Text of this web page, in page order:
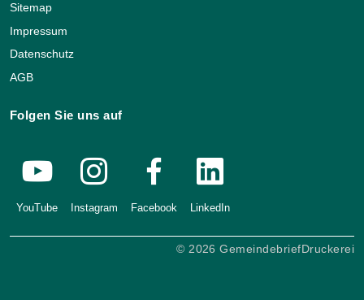
Sitemap
Impressum
Datenschutz
AGB
Folgen Sie uns auf
YouTube Instagram Facebook LinkedIn
© 2026 GemeindebriefDruckerei